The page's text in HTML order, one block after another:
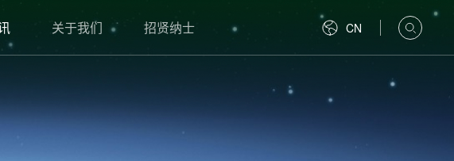
关于我们 招贤纳士 CN